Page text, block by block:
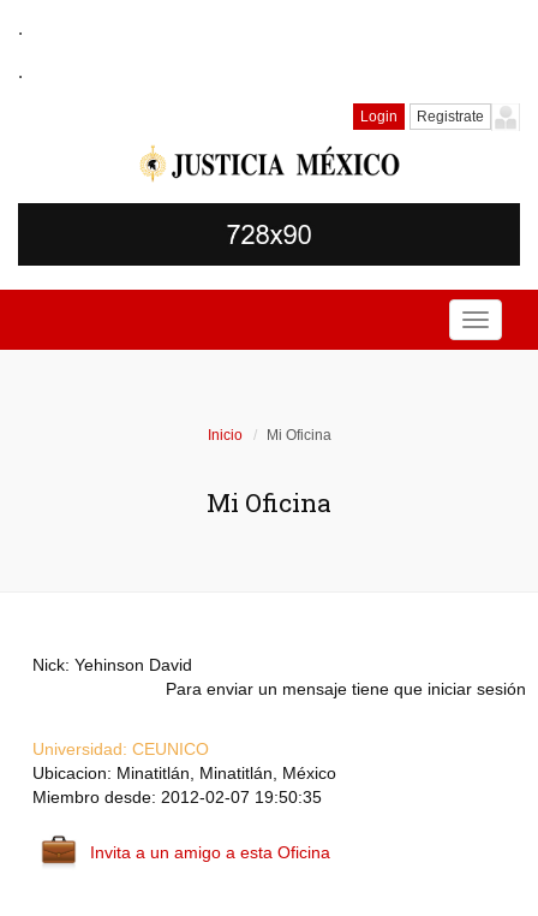
.
.
Login Registrate
Toggle
Inicio Mi Oficina
Mi Oficina
Nick: Yehinson David
Para enviar un mensaje tiene que iniciar sesión
Universidad: CEUNICO
Ubicacion: Minatitlán, Minatitlán, México
Miembro desde: 2012-02-07 19:50:35
Invita a un amigo a esta Oficina